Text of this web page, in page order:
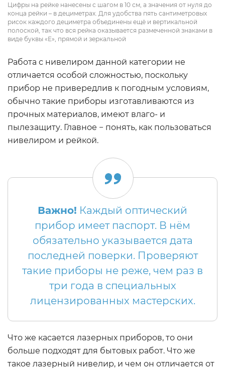
Цифры на рейке нанесены с шагом в 10 см, а значения от нуля до
конца рейки – в дециметрах. Для удобства пять сантиметровых
рисок каждого дециметра объединены ещё и вертикальной
полоской, так что вся рейка оказывается размеченной знаками в
виде буквы «Е», прямой и зеркальной
Работа с нивелиром данной категории не
отличается особой сложностью, поскольку
прибор не привередлив к погодным условиям,
обычно такие приборы изготавливаются из
прочных материалов, имеют влаго- и
пылезащиту. Главное − понять, как пользоваться
нивелиром и рейкой.
Важно! Каждый оптический
прибор имеет паспорт. В нём
обязательно указывается дата
последней поверки. Проверяют
такие приборы не реже, чем раз в
три года в специальных
лицензированных мастерских.
Что же касается лазерных приборов, то они
больше подходят для бытовых работ. Что же
такое лазерный нивелир, и чем он отличается от